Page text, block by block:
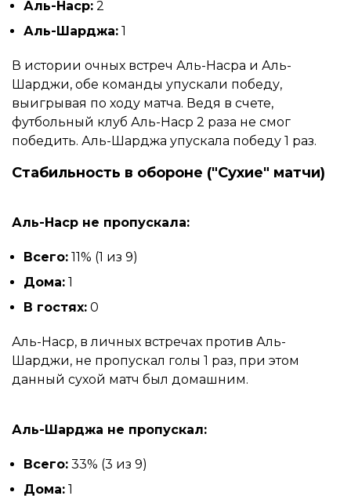
Аль-Наср: 2
Аль-Шарджа: 1
В истории очных встреч Аль-Насра и Аль-
Шарджи, обе команды упускали победу,
выигрывая по ходу матча. Ведя в счете,
футбольный клуб Аль-Наср 2 раза не смог
победить. Аль-Шарджа упускала победу 1 раз.
Стабильность в обороне ("Сухие" матчи)
Аль-Наср не пропускала:
Всего: 11% (1 из 9)
Дома: 1
В гостях: 0
Аль-Наср, в личных встречах против Аль-
Шарджи, не пропускал голы 1 раз, при этом
данный сухой матч был домашним.
Аль-Шарджа не пропускал:
Всего: 33% (3 из 9)
Дома: 1